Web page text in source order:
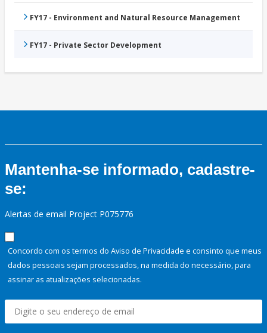
FY17 - Environment and Natural Resource Management
FY17 - Private Sector Development
Mantenha-se informado, cadastre-
se:
Alertas de email Project P075776
Concordo com os termos do Aviso de Privacidade e consinto que meus
dados pessoais sejam processados, na medida do necessário, para
assinar as atualizações selecionadas.